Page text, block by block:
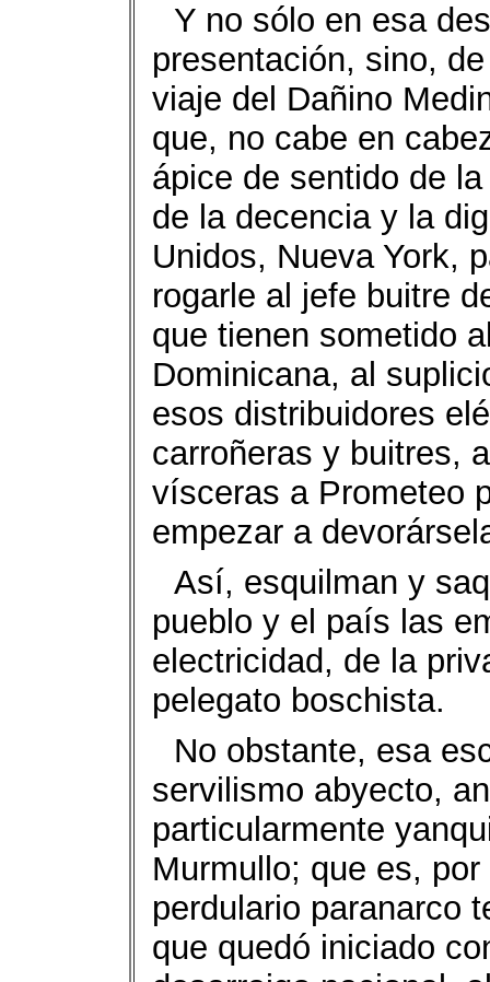
Y no sólo en esa
presentación, sino,
viaje del Dañino
que, no cabe en
ápice de sentido de
de la decencia y la
Unidos, Nueva York,
rogarle al jefe buitre
que tienen sometido
Dominicana, al
esos distribuidores
carroñeras y buitres,
vísceras a Prometeo
empezar a
Así, esquilman y
pueblo y el país las
electricidad, de la
pelegato boschista.
No obstante, esa
servilismo abyecto,
particularmente
Murmullo; que es,
perdulario paranarco
que quedó iniciado